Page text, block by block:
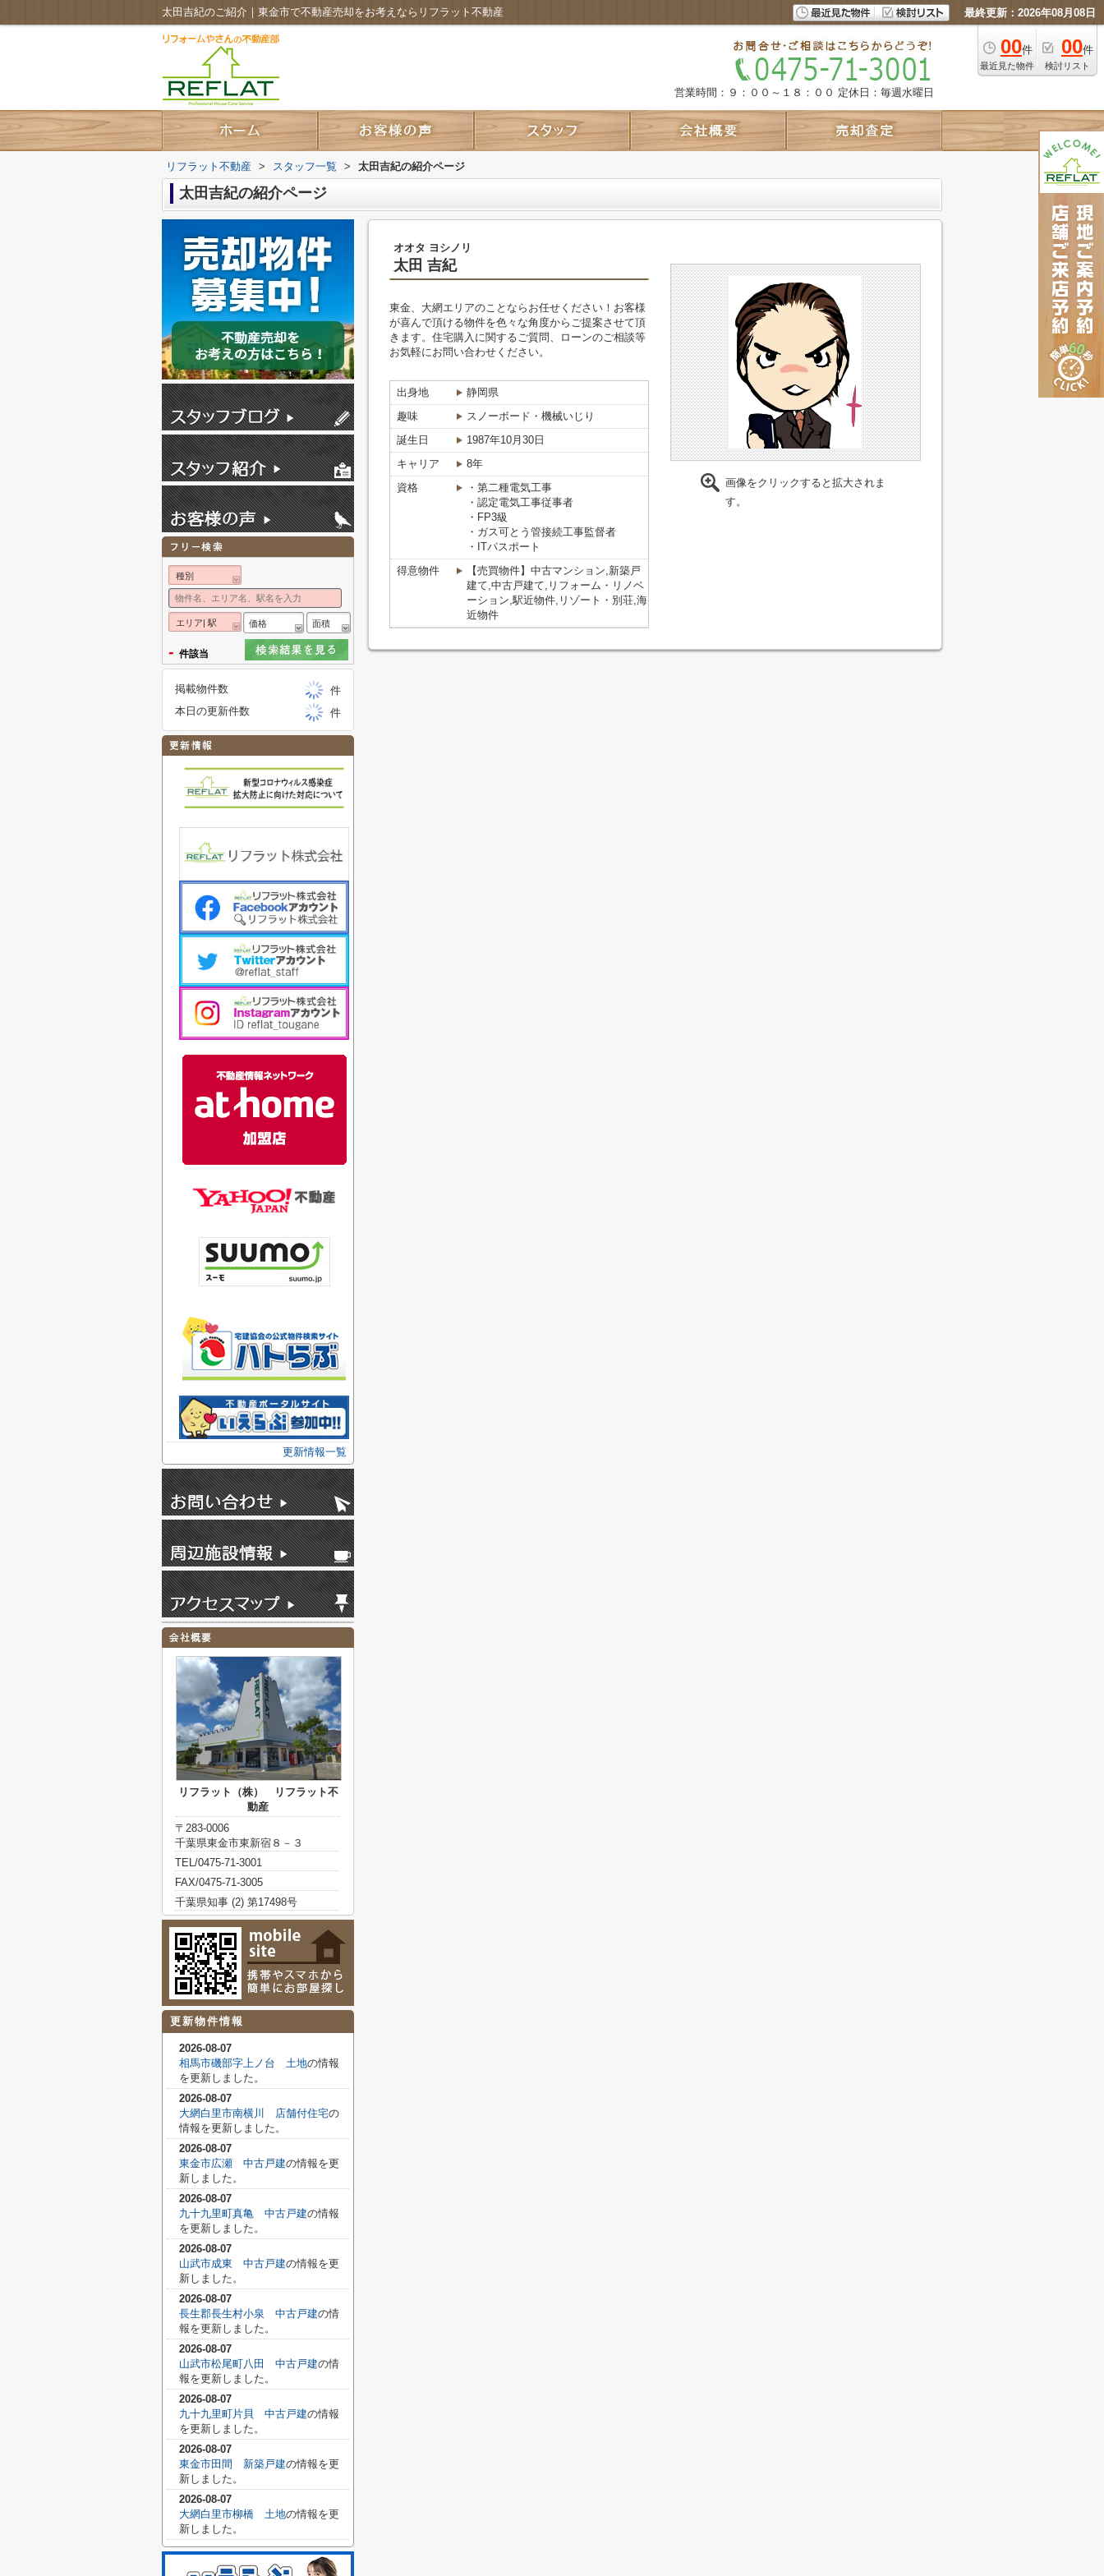
太田吉紀のご紹介｜東金市で不動産売却をお考えならリフラット不動産 最終更新：2026年08月08日
00件
最近見た物件
00件
検討リスト
営業時間：９：００～１８：００ 定休日：毎週水曜日
リフラット不動産 > スタッフ一覧 > 太田吉紀の紹介ページ
太田吉紀の紹介ページ
オオタ ヨシノリ
太田 吉紀
東金、大網エリアのことならお任せください！お客様
が喜んで頂ける物件を色々な角度からご提案させて頂
きます。住宅購入に関するご質問、ローンのご相談等
お気軽にお問い合わせください。
出身地
静岡県
趣味
スノーボード・機械いじり
誕生日
1987年10月30日
キャリア
8年
資格
・第二種電気工事
・認定電気工事従事者
・FP3級
・ガス可とう管接続工事監督者
・ITパスポート
得意物件
【売買物件】中古マンション,新築戸
建て,中古戸建て,リフォーム・リノベ
ーション,駅近物件,リゾート・別荘,海
近物件
画像をクリックすると拡大されま
す。
種別
エリア| 駅 価格 面積
- 件該当
掲載物件数
件
本日の更新件数
件
更新情報一覧
リフラット（株） リフラット不
動産
〒283-0006
千葉県東金市東新宿８－３
TEL/0475-71-3001
FAX/0475-71-3005
千葉県知事 (2) 第17498号
更新物件情報
2026-08-07
相馬市磯部字上ノ台 土地の情報
を更新しました。
2026-08-07
大網白里市南横川 店舗付住宅の
情報を更新しました。
2026-08-07
東金市広瀬 中古戸建の情報を更
新しました。
2026-08-07
九十九里町真亀 中古戸建の情報
を更新しました。
2026-08-07
山武市成東 中古戸建の情報を更
新しました。
2026-08-07
長生郡長生村小泉 中古戸建の情
報を更新しました。
2026-08-07
山武市松尾町八田 中古戸建の情
報を更新しました。
2026-08-07
九十九里町片貝 中古戸建の情報
を更新しました。
2026-08-07
東金市田間 新築戸建の情報を更
新しました。
2026-08-07
大網白里市柳橋 土地の情報を更
新しました。